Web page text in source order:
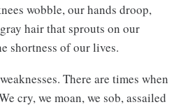
wobble, our hands droop,
hair that sprouts on our
shortness of our lives.
There are times when
cry, we moan, we sob, assailed